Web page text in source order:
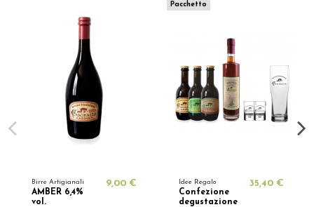
Birre Artigianali
AMBER 6,4%
vol.
9,00 €
Pacchetto
Idee Regalo
Confezione
degustazione
35,40 €